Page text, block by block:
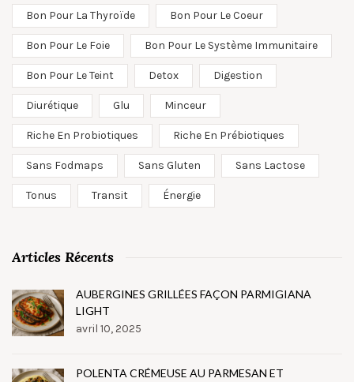
Bon Pour La Thyroïde Bon Pour Le Coeur
Bon Pour Le Foie Bon Pour Le Système Immunitaire
Bon Pour Le Teint Detox Digestion
Diurétique Glu Minceur
Riche En Probiotiques Riche En Prébiotiques
Sans Fodmaps Sans Gluten Sans Lactose
Tonus Transit Énergie
Articles Récents
AUBERGINES GRILLÉES FAÇON PARMIGIANA
LIGHT
avril 10, 2025
POLENTA CRÉMEUSE AU PARMESAN ET